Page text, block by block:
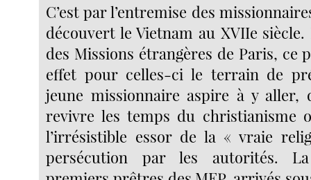
C’est par l’entremise des
découvert le Vietnam au XVIIe
des Missions étrangères de Paris, ce
effet pour celles-ci le terrain de
jeune missionnaire aspire à y aller,
revivre les temps du christianisme
l’irrésistible essor de la « vraie
persécution par les autorités.